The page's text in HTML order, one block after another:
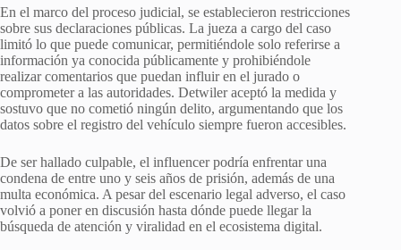
En el marco del proceso judicial, se establecieron restricciones
sobre sus declaraciones públicas. La jueza a cargo del caso
limitó lo que puede comunicar, permitiéndole solo referirse a
información ya conocida públicamente y prohibiéndole
realizar comentarios que puedan influir en el jurado o
comprometer a las autoridades. Detwiler aceptó la medida y
sostuvo que no cometió ningún delito, argumentando que los
datos sobre el registro del vehículo siempre fueron accesibles.
De ser hallado culpable, el influencer podría enfrentar una
condena de entre uno y seis años de prisión, además de una
multa económica. A pesar del escenario legal adverso, el caso
volvió a poner en discusión hasta dónde puede llegar la
búsqueda de atención y viralidad en el ecosistema digital.